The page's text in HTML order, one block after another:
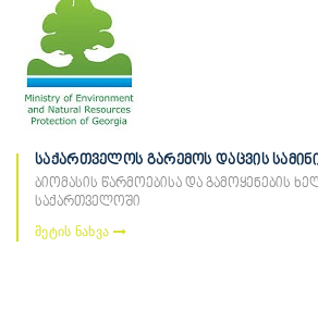
საქართველოს გარემოს დაცვის
ბიომასის წარმოებისა და გამოყენების
საქართველოში
მეტის ნახვა